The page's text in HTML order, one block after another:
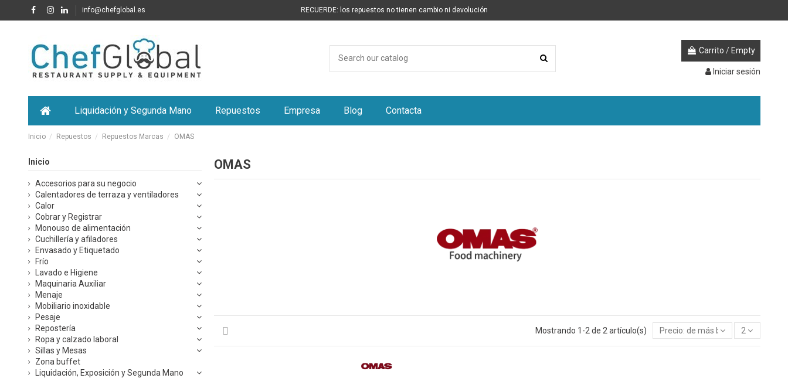
info@chefglobal.es RECUERDE: los repuestos no tienen cambio ni devolución
Carrito / Empty
Iniciar sesión
Liquidación y Segunda Mano Repuestos Empresa Blog Contacta
Inicio Repuestos Repuestos Marcas OMAS
OMAS
Mostrando 1-2 de 2 artículo(s) Precio: de más bajo a más alto
2
Inicio
Accesorios para su negocio
Calentadores de terraza y ventiladores
Calor
Cobrar y Registrar
Monouso de alimentación
Cuchillería y afiladores
Envasado y Etiquetado
Frío
Lavado e Higiene
Maquinaria Auxiliar
Menaje
Mobiliario inoxidable
Pesaje
Repostería
Ropa y calzado laboral
Sillas y Mesas
Zona buffet
Liquidación, Exposición y Segunda Mano